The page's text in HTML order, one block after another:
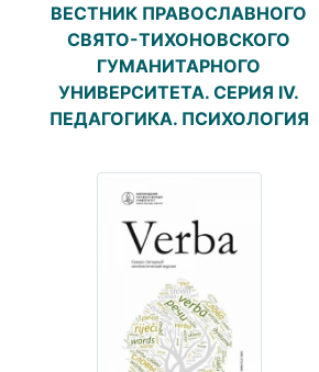
ВЕСТНИК ПРАВОСЛАВНОГО
СВЯТО-ТИХОНОВСКОГО
ГУМАНИТАРНОГО
УНИВЕРСИТЕТА. СЕРИЯ IV.
ПЕДАГОГИКА. ПСИХОЛОГИЯ